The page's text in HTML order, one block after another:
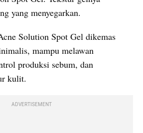
yang menyegarkan.
Solution Spot Gel dikemas
mampu melawan
produksi sebum, dan
kulit.
ADVERTISEMENT